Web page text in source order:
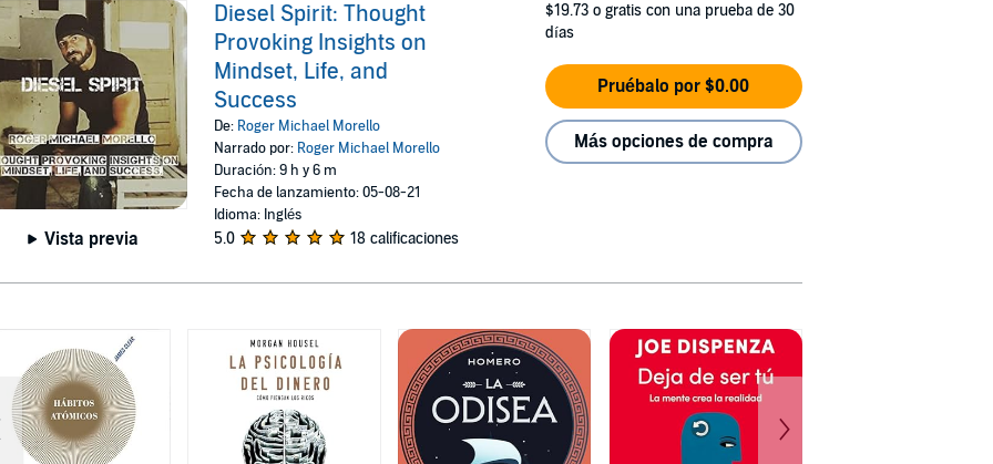
Vista previa
Diesel Spirit: Thought
Provoking Insights on
Mindset, Life, and
Success
De: Roger Michael Morello
Narrado por: Roger Michael Morello
Duración: 9 h y 6 m
Fecha de lanzamiento: 05-08-21
Idioma: Inglés
5.0 18 calificaciones
$19.73 o gratis con una prueba de 30
días
Pruébalo por $0.00
Más opciones de compra